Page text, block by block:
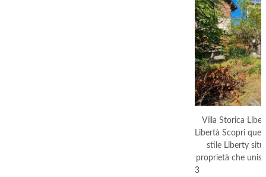
Villa Storica
Libertà Scopri
stile Liberty
proprietà che
3